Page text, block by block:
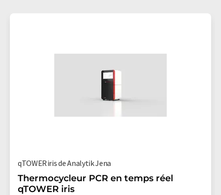
qTOWER iris de Analytik Jena
Thermocycleur PCR en temps réel
qTOWER iris